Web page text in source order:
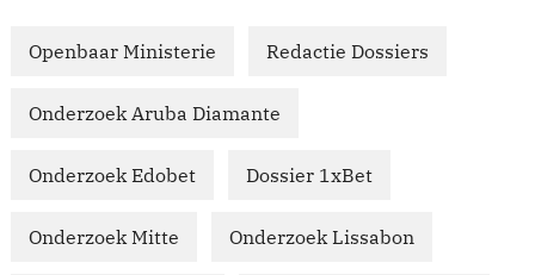
Openbaar Ministerie Redactie Dossiers
Onderzoek Aruba Diamante
Onderzoek Edobet Dossier 1xBet
Onderzoek Mitte Onderzoek Lissabon